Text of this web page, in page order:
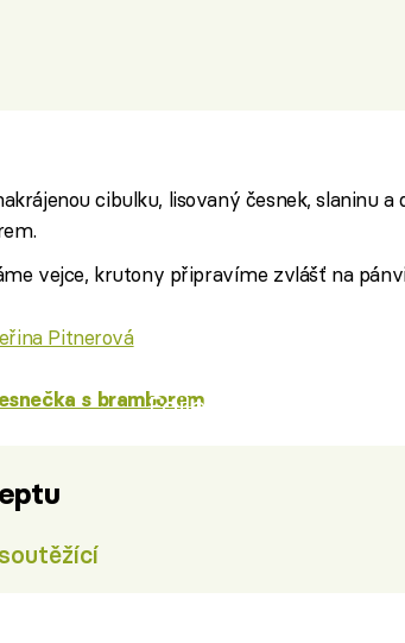
cibulku, lisovaný česnek, slaninu a
vejce, krutony připravíme zvlášť na
Pitnerová
Failed to fetch
s bramborem